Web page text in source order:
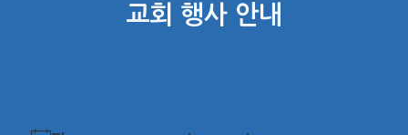
교회 행사 안내